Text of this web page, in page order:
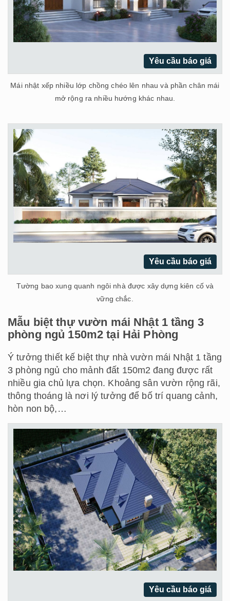
Yêu cầu báo giá
Mái nhật xếp nhiều lớp chồng chéo lên nhau và phần chân mái
mở rộng ra nhiều hướng khác nhau.
Yêu cầu báo giá
Tường bao xung quanh ngôi nhà được xây dựng kiên cố và
vững chắc.
Mẫu biệt thự vườn mái Nhật 1 tầng 3
phòng ngủ 150m2 tại Hải Phòng
Ý tưởng thiết kế biệt thự nhà vườn mái Nhật 1 tầng
3 phòng ngủ cho mảnh đất 150m2 đang được rất
nhiều gia chủ lựa chọn. Khoảng sân vườn rộng rãi,
thông thoáng là nơi lý tưởng để bố trí quang cảnh,
hòn non bộ,…
Yêu cầu báo giá